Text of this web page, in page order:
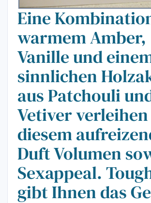
Eine
warmem Amber,
Vanille und
sinnlichen
aus Patchouli
Vetiver verleihen
diesem
Duft Volumen
Sexappeal.
gibt Ihnen das